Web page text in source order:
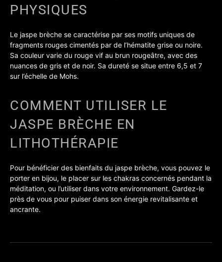
PHYSIQUES
Le jaspe brèche se caractérise par ses motifs uniques de
fragments rouges cimentés par de l’hématite grise ou noire.
Sa couleur varie du rouge vif au brun rougeâtre, avec des
nuances de gris et de noir. Sa dureté se situe entre 6,5 et 7
sur l’échelle de Mohs.
COMMENT UTILISER LE
JASPE BRÈCHE EN
LITHOTHÉRAPIE
Pour bénéficier des bienfaits du jaspe brèche, vous pouvez le
porter en bijou, le placer sur les chakras concernés pendant la
méditation, ou l’utiliser dans votre environnement. Gardez-le
près de vous pour puiser dans son énergie revitalisante et
ancrante.